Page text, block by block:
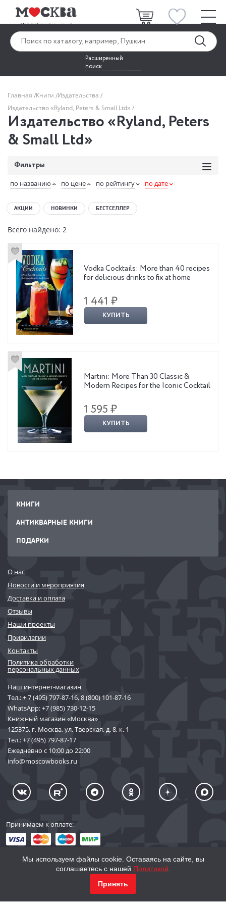
Расширенный
поиск
Главная Книги Издательства
Издательство «Ryland, Peters & Small Ltd»
Издательство «Ryland, Peters
& Small Ltd»
Фильтры
по названию по цене по рейтингу по дате
АКЦИИ НОВИНКИ БЕСТСЕЛЛЕР
Всего найдено: 2
Vodka Cocktails: More than 40 recipes
for delicious drinks to fix at home
1 441 ₽
КУПИТЬ
Martini: More Than 30 Classic &
Modern Recipes for the Iconic Cocktail
1 595 ₽
КУПИТЬ
КНИГИ
АНТИКВАРНЫЕ КНИГИ
ПОДАРКИ
О нас
Новости и мероприятия
Доставка и оплата
Отзывы
Наши проекты
Привилегии
Контакты
Политика обработки
персональных данных
Наш интернет-магазин
Тел.:+ 7 (495) 797-87-16,8 (800) 101-87-16
WhatsApp:+7 (985) 730-12-15
Книжный магазин «Москва»
125375, г. Москва, ул. Тверская, д. 8, к. 1
Тел.:+7 (495) 797-87-17
Ежедневно с 10:00 до 22:00
info@moscowbooks.ru
Принимаем к оплате:
© 2002–2026 «Торговый Дом Книги «МОСКВА»
Мы используем файлы cookie. Оставаясь на сайте, вы
соглашаетесь с нашей Политикой
Принять